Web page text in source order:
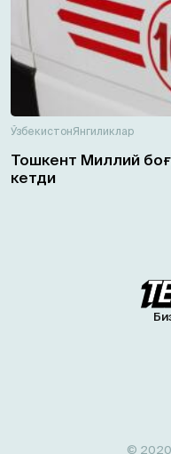
ЎзбекистонЯнгиликлар
Тошкент Миллий
кетди
© 2020